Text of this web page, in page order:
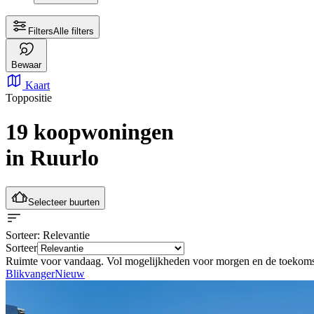
FiltersAlle filters
Bewaar
Kaart
Toppositie
19 koopwoningen
in Ruurlo
Selecteer buurten
Sorteer: Relevantie
Sorteer
Ruimte voor vandaag. Vol mogelijkheden voor morgen en de
BlikvangerNieuw